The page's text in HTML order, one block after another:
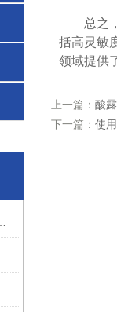
总之，
括高灵敏
领域提供
上一篇： 酸
下一篇： 使